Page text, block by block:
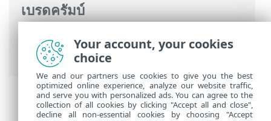
เบรดครัมบ์
ความช่วยเหลือออนไลน์ ESET ESET VPN
ESET VPN
> การใช้งาน ESET VPN
Your account, your cookies
choice
We and our partners use cookies to give you the best
optimized online experience, analyze our website traffic,
and serve you with personalized ads. You can agree to the
collection of all cookies by clicking "Accept all and close",
decline all non-essential cookies by choosing "Accept